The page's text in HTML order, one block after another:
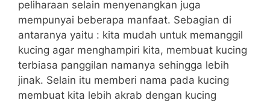
peliharaan selain menyenangkan juga
mempunyai beberapa manfaat. Sebagian di
antaranya yaitu : kita mudah untuk memanggil
kucing agar menghampiri kita, membuat kucing
terbiasa panggilan namanya sehingga lebih
jinak. Selain itu memberi nama pada kucing
membuat kita lebih akrab dengan kucing